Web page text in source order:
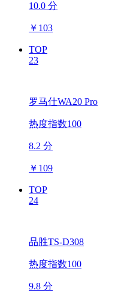
10.0 分
￥ 103
TOP
23
罗马仕WA20 Pro
热度指数100
8.2 分
￥ 109
TOP
24
品胜TS-D308
热度指数100
9.8 分